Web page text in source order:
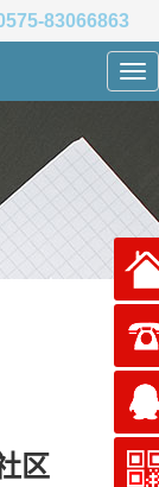
83066863
区